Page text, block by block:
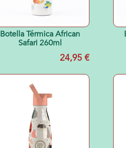
Botella Térmica African
Safari 260ml
24,95 €